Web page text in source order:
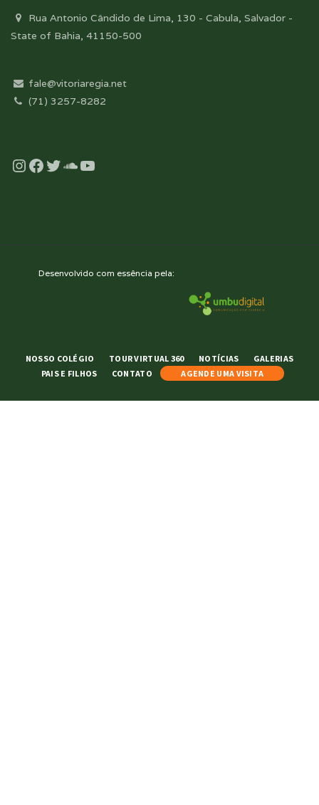
Rua Antonio Cândido de Lima, 130 - Cabula, Salvador -
State of Bahia, 41150-500
fale@vitoriaregia.net
(71) 3257-8282
Instagram
Facebook
Twitter
Soundcloud
YouTube
Desenvolvido com essência pela:
NOSSO COLÉGIO TOUR VIRTUAL 360 NOTÍCIAS
GALERIAS
PAIS E FILHOS
CONTATO AGENDE UMA VISITA